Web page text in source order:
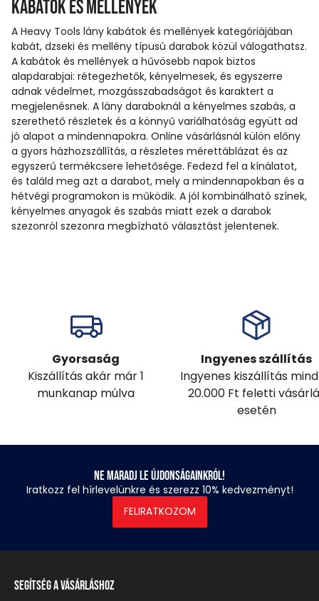
Kabátok és mellények
A Heavy Tools lány kabátok és mellények kategóriájában
kabát, dzseki és mellény típusú darabok közül válogathatsz.
A kabátok és mellények a hűvösebb napok biztos
alapdarabjai: rétegezhetők, kényelmesek, és egyszerre
adnak védelmet, mozgásszabadságot és karaktert a
megjelenésnek. A lány daraboknál a kényelmes szabás, a
szerethető részletek és a könnyű variálhatóság együtt ad
jó alapot a mindennapokra. Online vásárlásnál külön előny
a gyors házhozszállítás, a részletes mérettáblázat és az
egyszerű termékcsere lehetősége. Fedezd fel a kínálatot,
és találd meg azt a darabot, mely a mindennapokban és a
hétvégi programokon is működik. A jól kombinálható színek,
kényelmes anyagok és szabás miatt ezek a darabok
szezonról szezonra megbízható választást jelentenek.
Gyorsaság
Kiszállítás akár már 1
munkanap múlva
Ingyenes szállítás
Ingyenes kiszállítás
20.000 Ft feletti
esetén
Ne maradj le újdonságainkról!
Iratkozz fel hírlevelünkre és szerezz 10% kedvezményt!
FELIRATKOZOM
Segítség a vásárláshoz